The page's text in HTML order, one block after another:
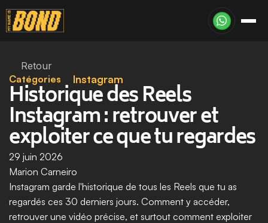
Retour
Catégories
Instagram
Historique des Reels
Instagram : retrouver et
exploiter ce que tu regardes
29 juin 2026
Marion Carneiro
Instagram garde l'historique de tous les Reels que tu as
regardés ces 30 derniers jours. Comment y accéder,
retrouver une vidéo précise, et surtout comment exploiter